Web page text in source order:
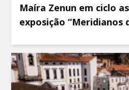
Maíra Zenun em ciclo
exposição “Meridianos